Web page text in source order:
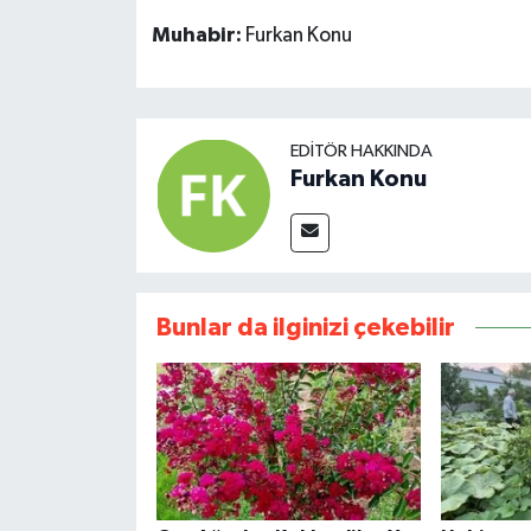
Muhabir: Furkan Konu
EDITÖR HAKKINDA
Furkan Konu
Bunlar da ilginizi çekebilir